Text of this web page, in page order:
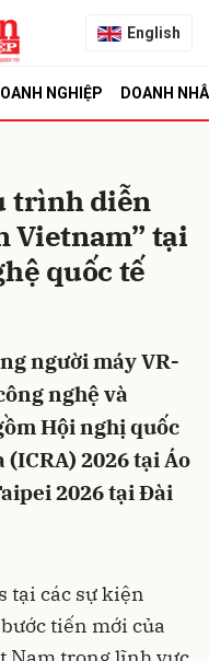
English
NGHIỆP DOANH
trình diễn
Vietnam” tại
quốc tế
người máy VR-
nghệ và
Hội nghị quốc
2026 tại Áo
2026 tại Đài
tại các sự kiện
tiến mới của
Hủy